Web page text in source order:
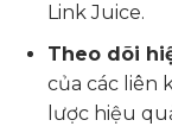
Link Juice.
Theo dõi
của các liên
lược hiệu